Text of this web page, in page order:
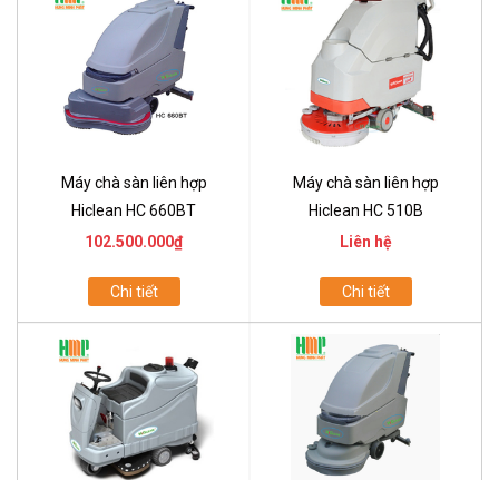
Máy chà sàn liên hợp
Hiclean HC 660BT
102.500.000₫
Chi tiết
Máy chà sàn liên hợp
Hiclean HC 510B
Liên hệ
Chi tiết